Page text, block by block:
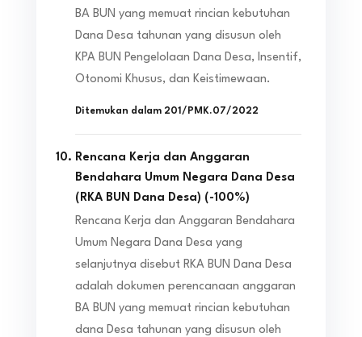
BA BUN yang memuat rincian kebutuhan
Dana Desa tahunan yang disusun oleh
KPA BUN Pengelolaan Dana Desa, Insentif,
Otonomi Khusus, dan Keistimewaan.
Ditemukan dalam 201/PMK.07/2022
Rencana Kerja dan Anggaran
Bendahara Umum Negara Dana Desa
(RKA BUN Dana Desa) ( -100%)
Rencana Kerja dan Anggaran Bendahara
Umum Negara Dana Desa yang
selanjutnya disebut RKA BUN Dana Desa
adalah dokumen perencanaan anggaran
BA BUN yang memuat rincian kebutuhan
dana Desa tahunan yang disusun oleh